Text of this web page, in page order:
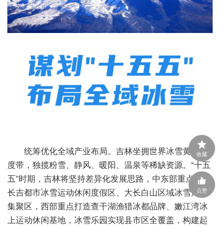
收藏
点赞
统筹优化全域产业布局。吉林坐拥世界冰雪黄金纬
度带，独揽粉雪、静风、暖阳、温泉等稀缺资源。“十五
五”时期，吉林将坚持差异化发展思路，中东部重点打造
长吉都市冰雪运动休闲度假区、大长白山区域冰雪产业
集聚区，西部重点打造查干湖渔猎冰都品牌、嫩江湾冰
上运动休闲基地，冰雪乐园实现县市区全覆盖，构建起